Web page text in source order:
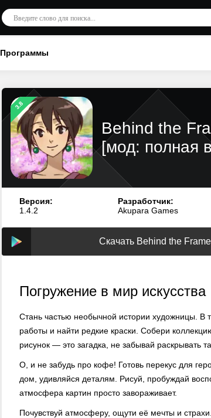
Программы
3.8
Behind the
[мод: полная
Версия:
1.4.2
Разработчик:
Akupara Games
Скачать Behind the
Погружение в мир искусства
Стань частью необычной истории художницы.
работы и найти редкие краски. Собери
рисунок — это загадка, не забывай раскрывать
О, и не забудь про кофе! Готовь перекус для
дом, удивляйся деталям. Рисуй, пробуждай
атмосфера картин просто завораживает.
Почувствуй атмосферу, ощути её мечты и